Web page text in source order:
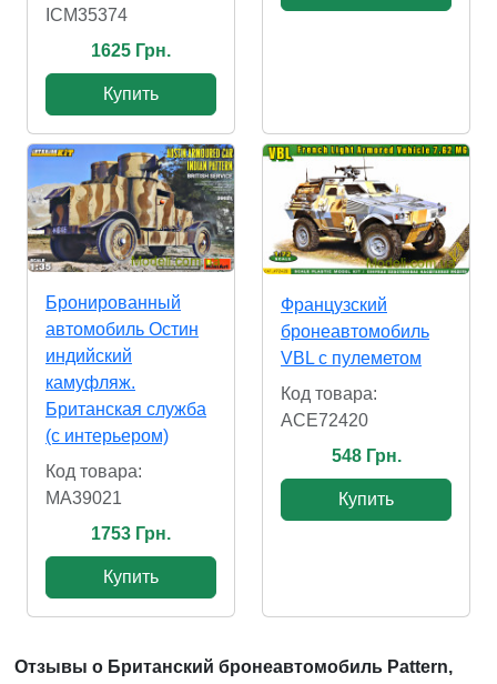
ICM35374
1625 Грн.
Купить
Бронированный
автомобиль Остин
индийский
камуфляж.
Британская служба
(с интерьером)
Код товара:
MA39021
1753 Грн.
Купить
Французский
бронеавтомобиль
VBL с пулеметом
Код товара:
ACE72420
548 Грн.
Купить
Отзывы о Британский бронеавтомобиль Pattern,